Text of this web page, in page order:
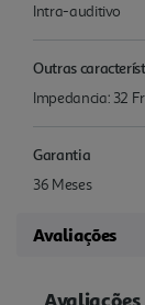
Intra-auditivo
Outras
Impedancia: 32
Garantia
36 Meses
Avaliações